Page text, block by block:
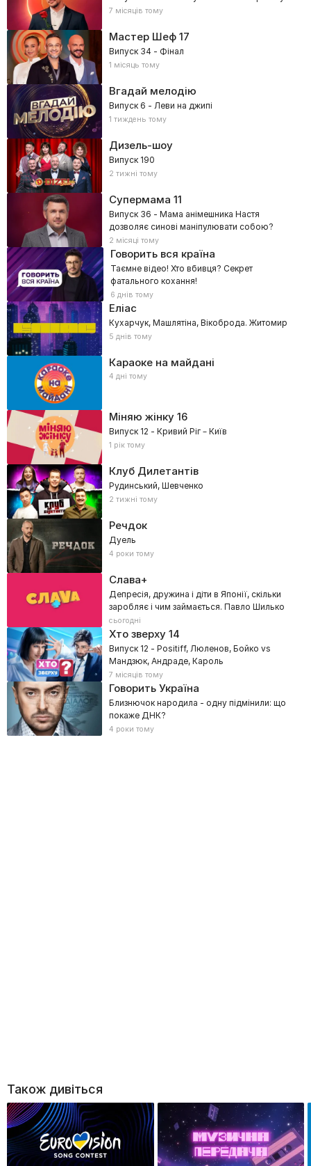
7 місяців тому
Мастер Шеф17
Випуск 34 - Фінал
1 місяць тому
Вгадай мелодію
Випуск 6 - Леви на джипі
1 тиждень тому
Дизель-шоу
Випуск 190
2 тижні тому
Супермама 11
Випуск 36 - Мама анімешника Настя
дозволяє синові маніпулювати собою?
2 місяці тому
Говорить вся країна
Таємне відео! Хто вбивця? Секрет
фатального кохання!
6 днів тому
Еліас
Кухарчук, Машлятіна, Вікоброда. Житомир
5 днів тому
Караоке на майдані
4 дні тому
Міняю жінку16
Випуск 12 - Кривий Ріг – Київ
1 рік тому
Клуб Дилетантів
Рудинський, Шевченко
2 тижні тому
Речдок
Дуель
4 роки тому
Слава+
Депресія, дружина і діти в Японії, скільки
заробляє і чим займається. Павло Шилько
сьогодні
Хто зверху14
Випуск 12 - Positiff, Люленов, Бойко vs
Мандзюк, Андраде, Кароль
7 місяців тому
Говорить Україна
Близнючок народила - одну підмінили: що
покаже ДНК?
4 роки тому
Також дивіться